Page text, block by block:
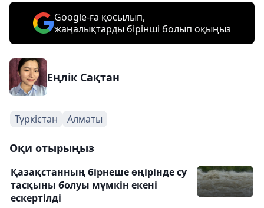
Google-ға қосылып,
жаңалықтарды бірінші болып оқыңыз
Еңлік Сақтан
Түркістан Алматы
Оқи отырыңыз
Қазақстанның бірнеше өңірінде су
тасқыны болуы мүмкін екені
ескертілді